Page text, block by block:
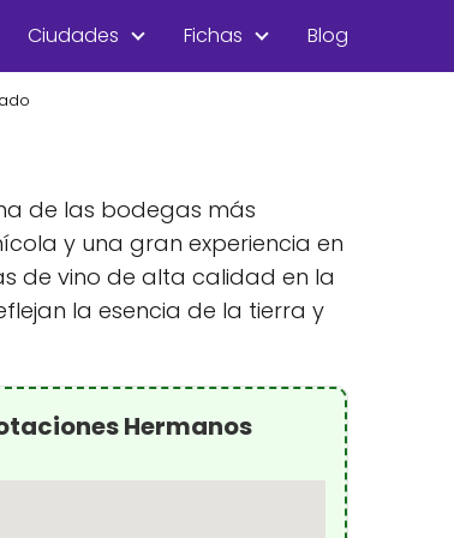
Ciudades Fichas Blog
de las bodegas más
y una gran experiencia en
de vino de alta calidad en la
la esencia de la tierra y
Hermanos